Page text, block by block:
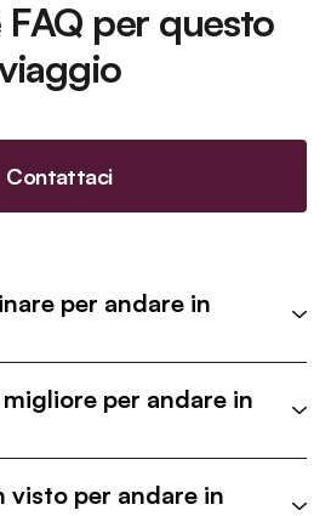
FAQ per questo
Contattaci
per andare in
per andare in
visto per andare in